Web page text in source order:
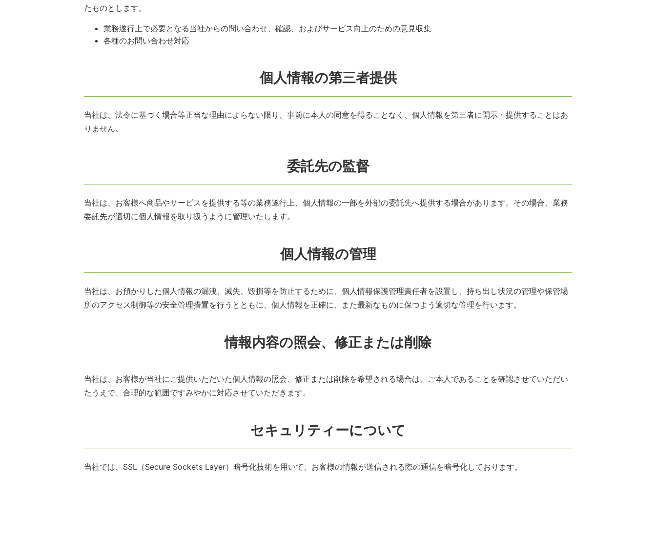
たものとします。
業務遂行上で必要となる当社からの問い合わせ、確認、およびサービス向上のための意見収集
各種のお問い合わせ対応
個人情報の第三者提供
当社は、法令に基づく場合等正当な理由によらない限り、事前に本人の同意を得ることなく、個人情報を第三者に開示・提供することはあ
りません。
委託先の監督
当社は、お客様へ商品やサービスを提供する等の業務遂行上、個人情報の一部を外部の委託先へ提供する場合があります。その場合、業務
委託先が適切に個人情報を取り扱うように管理いたします。
個人情報の管理
当社は、お預かりした個人情報の漏洩、滅失、毀損等を防止するために、個人情報保護管理責任者を設置し、持ち出し状況の管理や保管場
所のアクセス制御等の安全管理措置を行うとともに、個人情報を正確に、また最新なものに保つよう適切な管理を行います。
情報内容の照会、修正または削除
当社は、お客様が当社にご提供いただいた個人情報の照会、修正または削除を希望される場合は、ご本人であることを確認させていただい
たうえで、合理的な範囲ですみやかに対応させていただきます。
セキュリティーについて
当社では、SSL（Secure Sockets Layer）暗号化技術を用いて、お客様の情報が送信される際の通信を暗号化しております。